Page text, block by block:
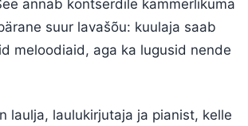
annab kontserdile kammerlikuma
suur lavašõu: kuulaja saab
meloodiaid, aga ka lugusid nende
laulja, laulukirjutaja ja pianist, kelle